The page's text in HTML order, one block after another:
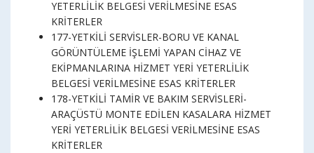
YETERLİLİK BELGESİ VERİLMESİNE ESAS
KRİTERLER
177-YETKİLİ SERVİSLER-BORU VE KANAL
GÖRÜNTÜLEME İŞLEMİ YAPAN CİHAZ VE
EKİPMANLARINA HİZMET YERİ YETERLİLİK
BELGESİ VERİLMESİNE ESAS KRİTERLER
178-YETKİLİ TAMİR VE BAKIM SERVİSLERİ-
ARAÇÜSTÜ MONTE EDİLEN KASALARA HİZMET
YERİ YETERLİLİK BELGESİ VERİLMESİNE ESAS
KRİTERLER